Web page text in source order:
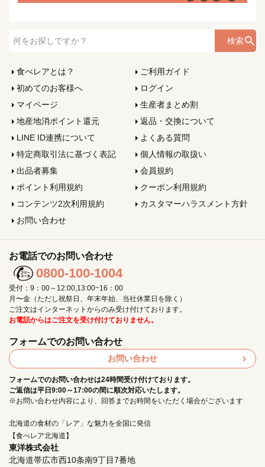
検索
食べレアとは？
ご利用ガイド
初めてのお客様へ
ログイン
マイページ
生産者まとめ割
地産地消ポイント還元
返品・交換について
LINE ID連携について
よくある質問
特定商取引法に基づく表記
個人情報の取扱い
出品者募集
会員規約
ポイント利用規約
クーポン利用規約
コンテンツ2次利用規約
カスタマーハラスメント方針
お問い合わせ
北海道の食材の「レア」な魅力を全国に発信
【食べレア北海道】
東洋株式会社
北海道帯広市西10条南9丁目7番地
お電話でのお問い合わせ
0800-100-1004
受付：9：00～12:00,13:00~16：00
月〜金（ただし祝祭日、年末年始、当社休業日を除く）
ご注文はインターネットからのみ受け付けております。
お電話からはご注文を受け付けておりません。
フォームでのお問い合わせ
お問い合わせ
フォームでのお問い合わせは24時間受け付けております。
ご返信は平日9:00～17:00の間に順次対応いたします。
※お問い合わせ内容により、回答までお時間をいただく場合がございます